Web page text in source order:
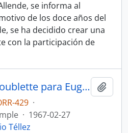
se informa al
de los doce años del
se ha decidido crear una
con la participación de
Carta de Gaston Soublette para Eugenio Téllez.
429 ·
· 1967-02-27
Téllez